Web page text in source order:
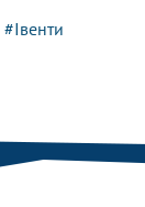
#Івенти